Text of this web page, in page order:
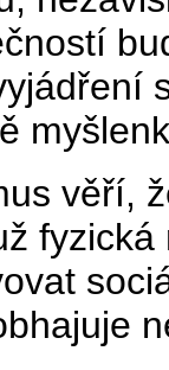
věří,